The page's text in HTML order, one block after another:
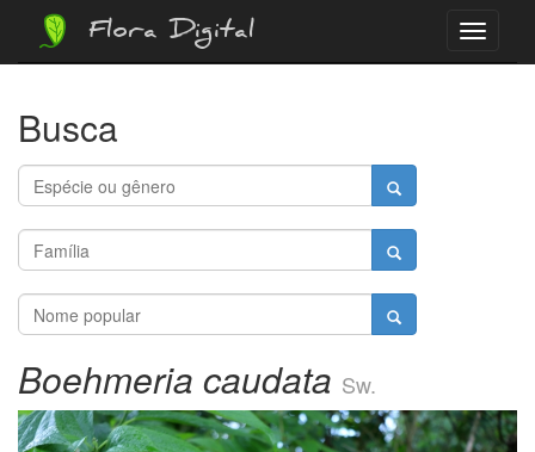
Menu
Flora Digital
Busca
Boehmeria caudata Sw.